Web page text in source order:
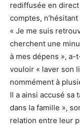
rediffusée en
comptes,
« Je me suis
cherchent une
à mes dépens »,
vouloir « laver son
nommément à
Il a ainsi accusé sa
dans la famille »,
relation entre leur